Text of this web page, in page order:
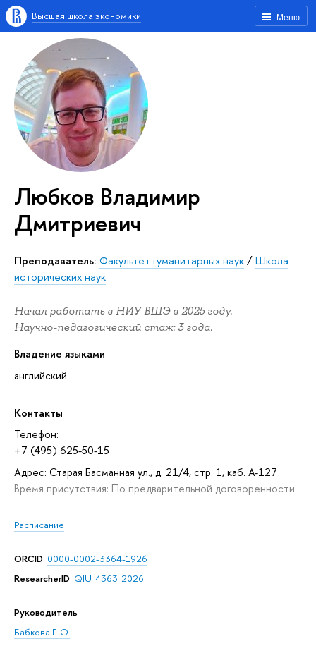
Меню
Высшая школа экономики
Любков Владимир
Дмитриевич
Преподаватель: Факультет гуманитарных наук/Школа
исторических наук
Начал работать в НИУ ВШЭ в 2025 году.
Научно-педагогический стаж: 3 года.
Владение языками
английский
Контакты
Телефон:
+7 (495) 625-50-15
Адрес: Старая Басманная ул., д. 21/4, стр. 1, каб. А-127
Время присутствия: По предварительной договоренности
Расписание
ORCID: 0000-0002-3364-1926
ResearcherID: QIU-4363-2026
Руководитель
Бабкова Г. О.